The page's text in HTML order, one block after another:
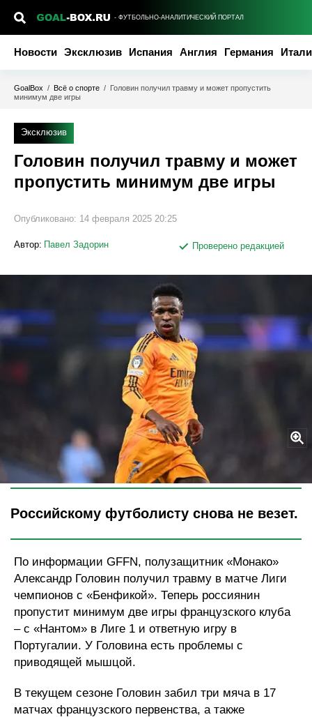
- ФУТБОЛЬНО-АНАЛИТИЧЕСКИЙ ПОРТАЛ
Новости Эксклюзив Испания Англия Германия
GoalBox / Всё о спорте / Головин получил травму и может пропустить
минимум две игры
Эксклюзив
Головин получил травму и может
пропустить минимум две игры
Опубликовано: 14 февраля 2025 20:25
Автор: Павел Задорин Проверено редакцией
Legion-Media
Российскому футболисту снова не везет.
По информации GFFN, полузащитник «Монако»
Александр Головин получил травму в матче Лиги
чемпионов с «Бенфикой». Теперь россиянин
пропустит минимум две игры французского клуба
– с «Нантом» в Лиге 1 и ответную игру в
Португалии. У Головина есть проблемы с
приводящей мышцой.
В текущем сезоне Головин забил три мяча в 17
матчах французского первенства, а также